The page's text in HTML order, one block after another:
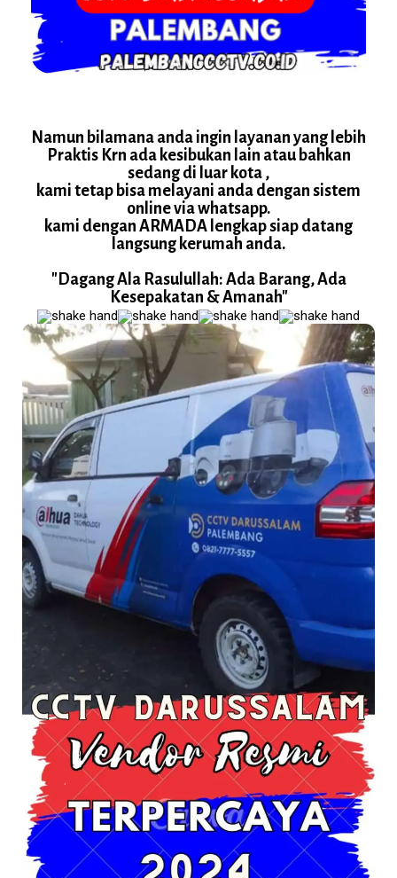
Namun bilamana anda ingin layanan yang lebih
Praktis Krn ada kesibukan lain atau bahkan
sedang di luar kota ,
kami tetap bisa melayani anda dengan sistem
online via whatsapp.
kami dengan ARMADA lengkap siap datang
langsung kerumah anda.
"Dagang Ala Rasulullah: Ada Barang, Ada
Kesepakatan & Amanah"